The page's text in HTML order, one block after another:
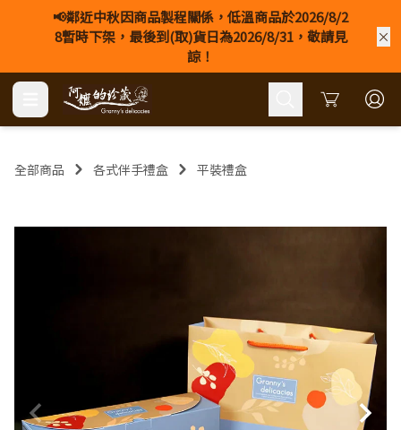
📢鄰近中秋因商品製程關係，低溫商品於2026/8/2
8暫時下架，最後到(取)貨日為2026/8/31，敬請見
諒！
Cart
全部商品 各式伴手禮盒 平裝禮盒